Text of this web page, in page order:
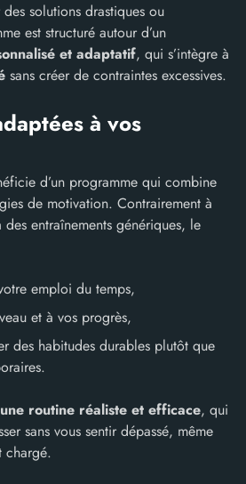
solutions drastiques ou
est structuré autour d’un
et adaptatif, qui s’intègre à
sans créer de contraintes excessives.
à vos
d’un programme qui combine
de motivation. Contrairement à
entraînements génériques, le
emploi du temps,
et à vos progrès,
des habitudes durables plutôt que
routine réaliste et efficace, qui
sans vous sentir dépassé, même
chargé.